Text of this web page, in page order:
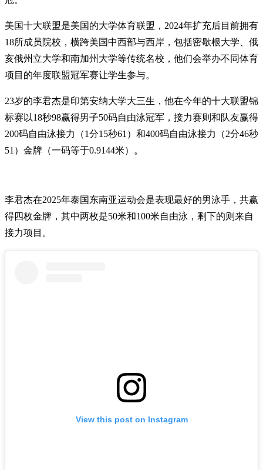
美国十大联盟是美国的大学体育联盟，2024年扩充后目前拥有
18所成员院校，横跨美国中西部与西岸，包括密歇根大学、俄
亥俄州立大学和南加州大学等传统名校，他们会举办不同体育
项目的年度联盟冠军赛让学生参与。
23岁的李君杰是印第安纳大学大三生，他在今年的十大联盟锦
标赛以18秒98赢得男子50码自由泳冠军，接力赛则和队友赢得
200码自由泳接力（1分15秒61）和400码自由泳接力（2分46秒
51）金牌（一码等于0.9144米）。
李君杰在2025年泰国东南亚运动会是表现最好的男泳手，共赢
得四枚金牌，其中两枚是50米和100米自由泳，剩下的则来自
接力项目。
View this post on Instagram